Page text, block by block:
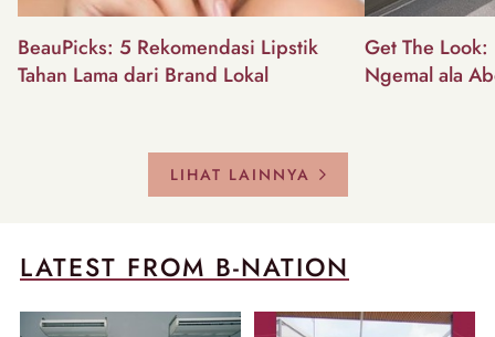
BeauPicks: 5 Rekomendasi Lipstik
Tahan Lama dari Brand Lokal
Get The
Ngemal ala
LIHAT LAINNYA
LATEST FROM B-NATION